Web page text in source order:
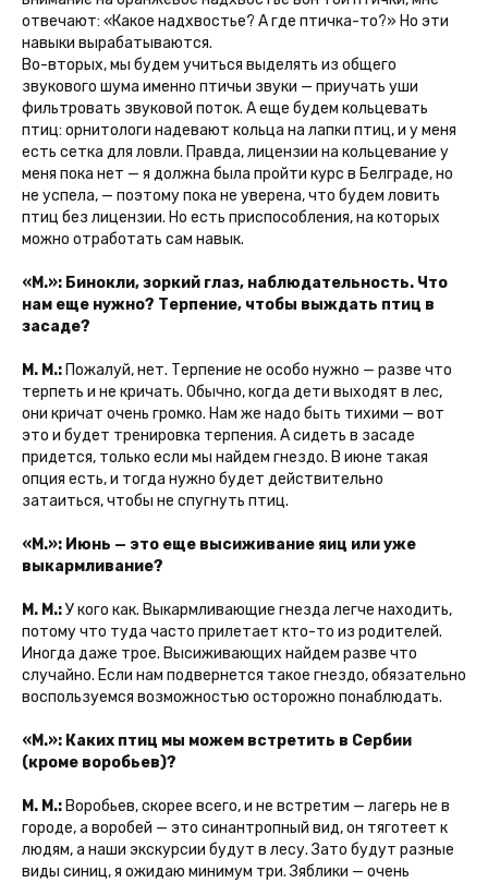
отвечают: «Какое надхвостье? А где птичка-то?» Но эти
навыки вырабатываются.
Во-вторых, мы будем учиться выделять из общего
звукового шума именно птичьи звуки — приучать уши
фильтровать звуковой поток. А еще будем кольцевать
птиц: орнитологи надевают кольца на лапки птиц, и у меня
есть сетка для ловли. Правда, лицензии на кольцевание у
меня пока нет — я должна была пройти курс в Белграде, но
не успела, — поэтому пока не уверена, что будем ловить
птиц без лицензии. Но есть приспособления, на которых
можно отработать сам навык.
«М.»: Бинокли, зоркий глаз, наблюдательность. Что
нам еще нужно? Терпение, чтобы выждать птиц в
засаде?
М. М.: Пожалуй, нет. Терпение не особо нужно — разве что
терпеть и не кричать. Обычно, когда дети выходят в лес,
они кричат очень громко. Нам же надо быть тихими — вот
это и будет тренировка терпения. А сидеть в засаде
придется, только если мы найдем гнездо. В июне такая
опция есть, и тогда нужно будет действительно
затаиться, чтобы не спугнуть птиц.
«М.»: Июнь — это еще высиживание яиц или уже
выкармливание?
М. М.:У кого как. Выкармливающие гнезда легче находить,
потому что туда часто прилетает кто-то из родителей.
Иногда даже трое. Высиживающих найдем разве что
случайно. Если нам подвернется такое гнездо, обязательно
воспользуемся возможностью осторожно понаблюдать.
«М.»: Каких птиц мы можем встретить в Сербии
(кроме воробьев)?
М. М.: Воробьев, скорее всего, и не встретим — лагерь не в
городе, а воробей — это синантропный вид, он тяготеет к
людям, а наши экскурсии будут в лесу. Зато будут разные
виды синиц, я ожидаю минимум три. Зяблики — очень